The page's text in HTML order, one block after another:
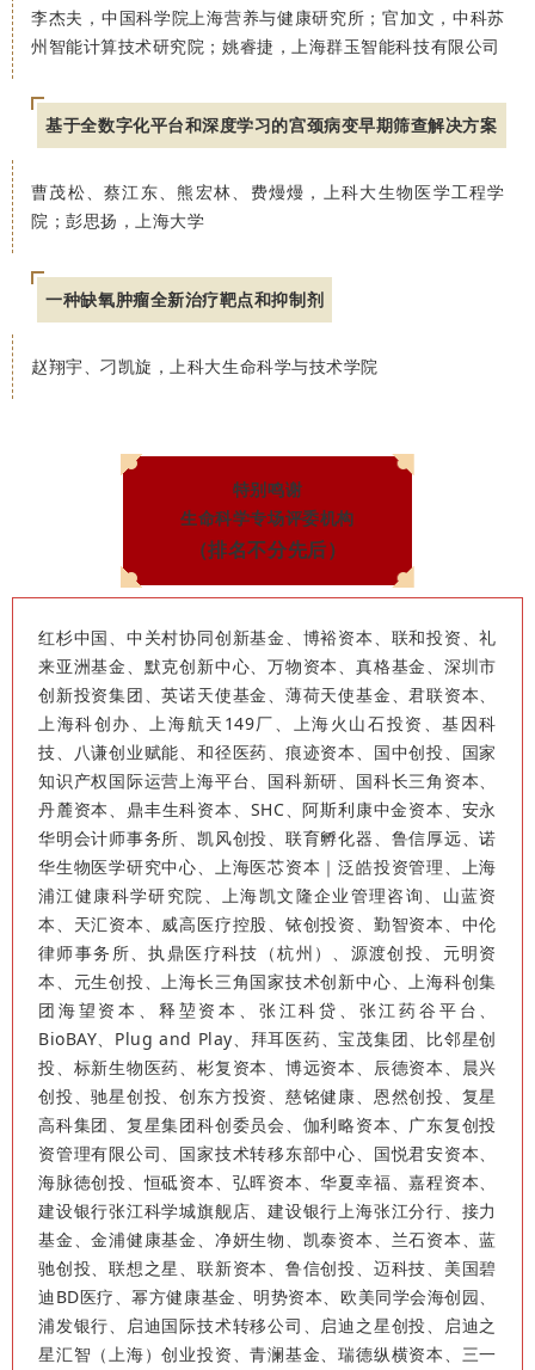
李杰夫，中国科学院上海营养与健康研究所；官加文，中科苏
州智能计算技术研究院；姚睿捷，上海群玉智能科技有限公司
基于全数字化平台和深度学习的宫颈病变早期筛查解决方案
曹茂松、蔡江东、熊宏林、费熳熳，上科大生物医学工程学
院；彭思扬，上海大学
一种缺氧肿瘤全新治疗靶点和抑制剂
赵翔宇、刁凯旋，上科大生命科学与技术学院
特别鸣谢
生命科学专场评委机构
（排名不分先后）
红杉中国、中关村协同创新基金、博裕资本、联和投资、礼
来亚洲基金、默克创新中心、万物资本、真格基金、深圳市
创新投资集团、英诺天使基金、薄荷天使基金、君联资本、
上海科创办、上海航天149厂、上海火山石投资、基因科
技、八谦创业赋能、和径医药、痕迹资本、国中创投、国家
知识产权国际运营上海平台、国科新研、国科长三角资本、
丹麓资本、鼎丰生科资本、SHC、阿斯利康中金资本、安永
华明会计师事务所、凯风创投、联育孵化器、鲁信厚远、诺
华生物医学研究中心、上海医芯资本｜泛皓投资管理、上海
浦江健康科学研究院、上海凯文隆企业管理咨询、山蓝资
本、天汇资本、威高医疗控股、铱创投资、勤智资本、中伦
律师事务所、执鼎医疗科技（杭州）、源渡创投、元明资
本、元生创投、上海长三角国家技术创新中心、上海科创集
团海望资本、释堃资本、张江科贷、张江药谷平台、
BioBAY、Plug and Play、拜耳医药、宝茂集团、比邻星创
投、标新生物医药、彬复资本、博远资本、辰德资本、晨兴
创投、驰星创投、创东方投资、慈铭健康、恩然创投、复星
高科集团、复星集团科创委员会、伽利略资本、广东复创投
资管理有限公司、国家技术转移东部中心、国悦君安资本、
海脉徳创投、恒砥资本、弘晖资本、华夏幸福、嘉程资本、
建设银行张江科学城旗舰店、建设银行上海张江分行、接力
基金、金浦健康基金、净妍生物、凯泰资本、兰石资本、蓝
驰创投、联想之星、联新资本、鲁信创投、迈科技、美国碧
迪BD医疗、幂方健康基金、明势资本、欧美同学会海创园、
浦发银行、启迪国际技术转移公司、启迪之星创投、启迪之
星汇智（上海）创业投资、青澜基金、瑞德纵横资本、三一